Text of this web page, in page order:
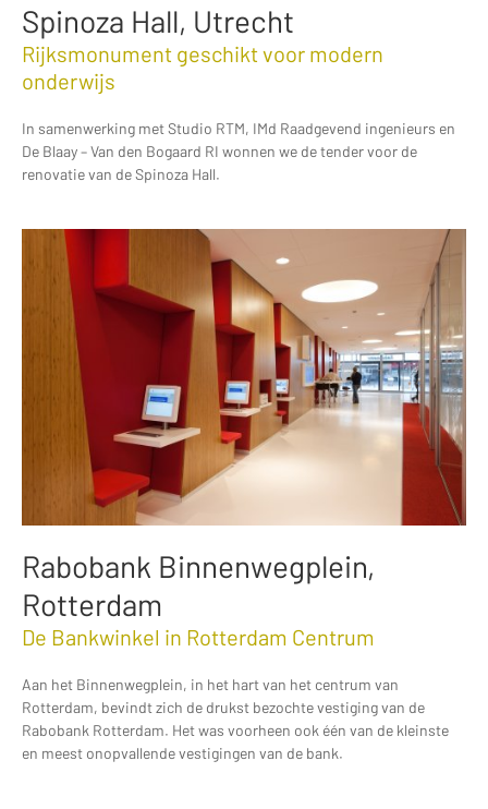
Spinoza Hall, Utrecht
Rijksmonument geschikt voor modern
onderwijs
In samenwerking met Studio RTM, IMd Raadgevend ingenieurs en
De Blaay – Van den Bogaard RI wonnen we de tender voor de
renovatie van de Spinoza Hall.
Rabobank Binnenwegplein,
Rotterdam
De Bankwinkel in Rotterdam Centrum
Aan het Binnenwegplein, in het hart van het centrum van
Rotterdam, bevindt zich de drukst bezochte vestiging van de
Rabobank Rotterdam. Het was voorheen ook één van de kleinste
en meest onopvallende vestigingen van de bank.